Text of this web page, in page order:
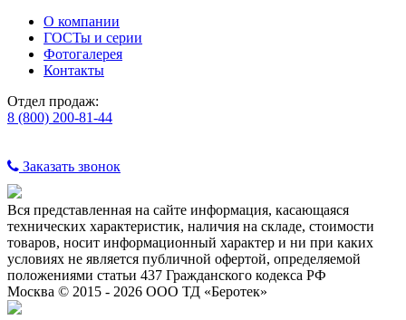
О компании
ГОСТы и серии
Фотогалерея
Контакты
Отдел продаж:
8 (800) 200-81-44
Заказать звонок
Вся представленная на сайте информация, касающаяся
технических характеристик, наличия на складе, стоимости
товаров, носит информационный характер и ни при каких
условиях не является публичной офертой, определяемой
положениями статьи 437 Гражданского кодекса РФ
Москва © 2015 - 2026 ООО ТД «Беротек»